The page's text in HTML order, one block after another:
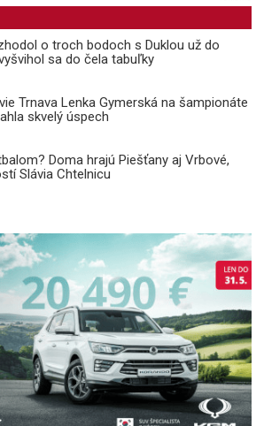
o troch bodoch s Duklou už do
sa do čela tabuľky
Trnava Lenka Gymerská na šampionáte
skvelý úspech
Doma hrajú Piešťany aj Vrbové,
Slávia Chtelnicu